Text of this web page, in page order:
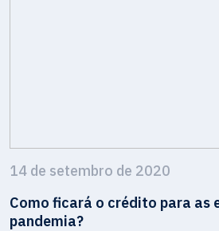
14 de setembro de 2020
Como ficará o crédito para as
pandemia?